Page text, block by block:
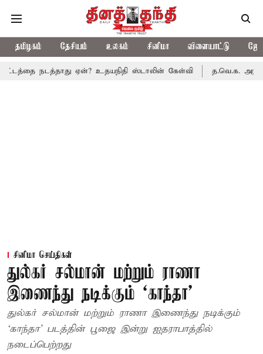
தமிழகம் தேசியம் உலகம் சினிமா விளையாட்டு
ஏன்? உதயநிதி ஸ்டாலின் கேள்வி த.வெ.க. அரசின் முதல்
சினிமா செய்திகள்
துல்கர் சல்மான் மற்றும் ராணா
இணைந்து நடிக்கும் `காந்தா'
துல்கர் சல்மான் மற்றும் ராணா இணைந்து நடிக்கும்
`காந்தா' படத்தின் பூஜை இன்று ஐதராபாத்தில்
நடைப்பெற்றது